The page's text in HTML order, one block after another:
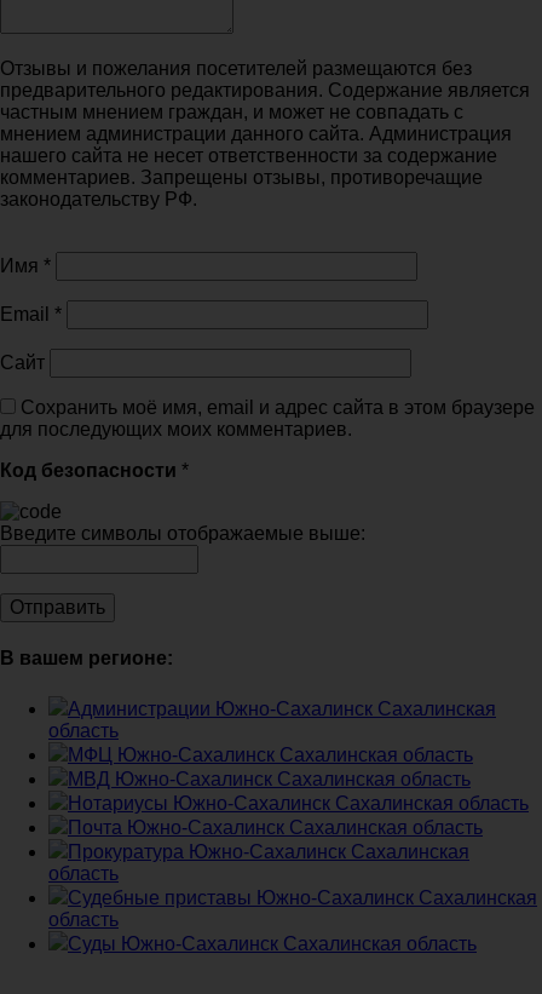
Отзывы и пожелания посетителей размещаются без
предварительного редактирования. Содержание является
частным мнением граждан, и может не совпадать с
мнением администрации данного сайта. Администрация
нашего сайта не несет ответственности за содержание
комментариев. Запрещены отзывы, противоречащие
законодательству РФ.
Имя *
Email *
Сайт
Сохранить моё имя, email и адрес сайта в этом браузере
для последующих моих комментариев.
Код безопасности *
Введите символы отображаемые выше:
В вашем регионе:
Администрации Южно-Сахалинск Сахалинская
область
МФЦ Южно-Сахалинск Сахалинская область
МВД Южно-Сахалинск Сахалинская область
Нотариусы Южно-Сахалинск Сахалинская область
Почта Южно-Сахалинск Сахалинская область
Прокуратура Южно-Сахалинск Сахалинская
область
Судебные приставы Южно-Сахалинск Сахалинская
область
Суды Южно-Сахалинск Сахалинская область